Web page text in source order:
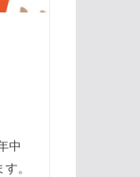
中
。